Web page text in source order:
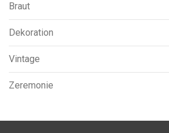
Braut
Dekoration
Vintage
Zeremonie